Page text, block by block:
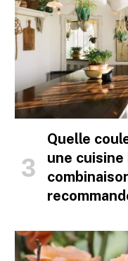
Quelle
une cuisine